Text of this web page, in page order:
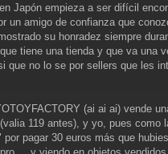
Japón empieza a ser difícil
un amigo de confianza que
su honradez siempre
tiene una tienda y que va una
que no lo se por sellers que les
(ai ai ai) vende
119 antes), y yo, pues como
pagar 30 euros más que